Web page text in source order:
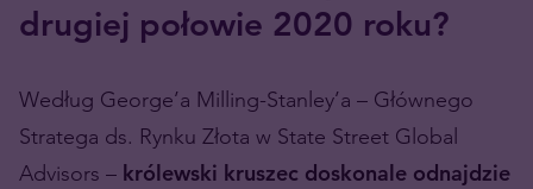
drugiej połowie 2020 roku?
Według George’a Milling-Stanley’a – Głównego
Stratega ds. Rynku Złota w State Street Global
Advisors – królewski kruszec doskonale odnajdzie